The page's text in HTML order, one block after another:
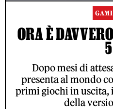
ORA È
5
Dopo mesi di
presenta al mondo
primi giochi in uscita,
della